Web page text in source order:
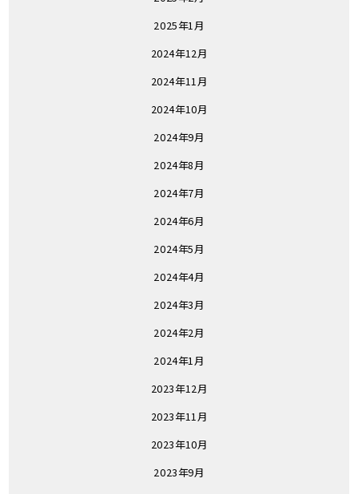
2025年1月
2024年12月
2024年11月
2024年10月
2024年9月
2024年8月
2024年7月
2024年6月
2024年5月
2024年4月
2024年3月
2024年2月
2024年1月
2023年12月
2023年11月
2023年10月
2023年9月